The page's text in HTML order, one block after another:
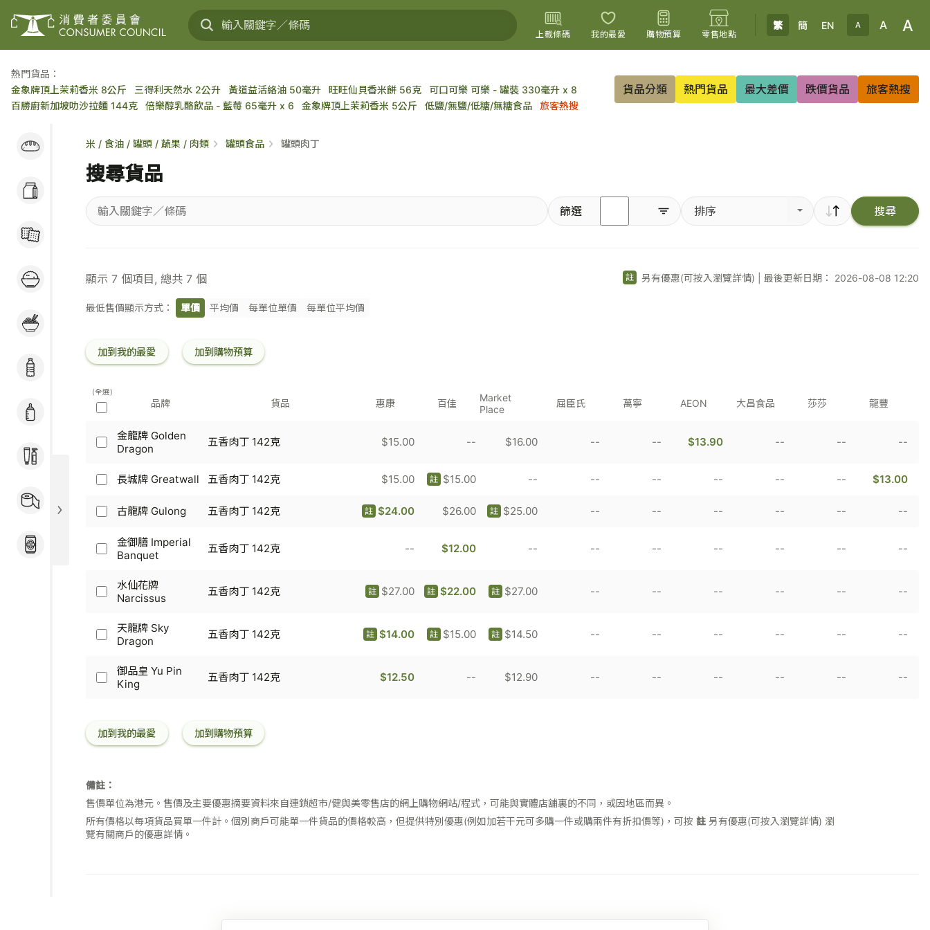
上載條碼 我的最愛 購物預算 零售地點
上載圖片
繁 簡 EN A A A
熱門貨品：
金象牌頂上茉莉香米 8公斤
三得利天然水 2公升 黃道益活絡油 50毫升 旺旺仙貝香米餅 56克
可口可樂 可樂 - 罐裝 330毫升 x 8
百勝廚新加坡叻沙拉麵 144克
倍樂醇乳酪飲品 - 藍莓 65毫升 x 6 金象牌頂上茉莉香米 5公斤 低鹽/無鹽/低糖/無糖食品 旅客熱搜
貨品分類 熱門貨品 最大差價 跌價貨品 旅客熱搜
麵包蛋糕 / 穀類早餐
/ 麵包醬
奶類及乳製品 / 大豆
製品 / 蛋類
米 / 食油 / 罐頭 / 蔬
果 / 肉類
粉麵 / 煮食用料 / 冷
奶粉 / 嬰兒用品
及用品
米 / 食油 / 罐頭 / 蔬果 / 肉類 罐頭食品 罐頭肉丁
搜尋貨品
鍵
／
篩選 排序 搜尋
顯示 7 個項目, 總共 7 個 註 另有優惠(可按入瀏覽詳情) 最後更新日期： 2026-08-08 12:20
最低售價顯示方式： 單價 平均價 每單位單價 每單位平均價
加到我的最愛 加到購物預算
(全選)
品牌 貨品 惠康 百佳
Market
Place
屈臣氏 萬寧 AEON 大昌食品 莎莎 龍豐
金
牌
Golden
-
肉
克
金龍牌 Golden
Dragon
五香肉丁 142克 $15.00 -- $16.00 -- -- $13.90 -- -- --
長
牌
五
丁
142
長城牌 Greatwall 五香肉丁 142克 $15.00 $15.00
註 -- -- -- -- -- -- $13.00
古
牌
Gulong
香
142
古龍牌 Gulong 五香肉丁 142克 $24.00
註 $26.00 $25.00
註 -- -- -- -- -- --
金
Imperial
Banquet
五
丁
142
金御膳 Imperial
Banquet
五香肉丁 142克 -- $12.00 -- -- -- -- -- -- --
水
牌
Narcissus
五
142
克
水仙花牌
Narcissus
五香肉丁 142克 $27.00
註 $22.00
註 $27.00
註 -- -- -- -- -- --
天
Sky
Dragon
香
肉
克
天龍牌 Sky
Dragon
五香肉丁 142克 $14.00
註 $15.00
註 $14.50
註 -- -- -- -- -- --
御
Pin
King
香
肉
丁
142
克
御品皇 Yu Pin
King
五香肉丁 142克 $12.50 -- $12.90 -- -- -- -- -- --
加到我的最愛 加到購物預算
備註：
售價單位為港元。售價及主要優惠摘要資料來自連鎖超市/健與美零售店的網上購物網站/程式，可能與實體店舖裏的不同，或因地區而異。
所有價格以每項貨品買單一件計。個別商戶可能單一件貨品的價格較高，但提供特別優惠(例如加若干元可多購一件或購兩件有折扣價等)，可按 註 另有優惠(可按入瀏覽詳情) 瀏
覽有關商戶的優惠詳情。